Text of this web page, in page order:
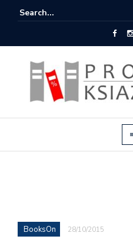
BooksOn 28/10/2015